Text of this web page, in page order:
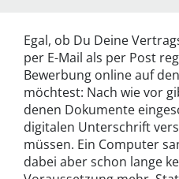
Egal, ob Du Deine
per E-Mail als per Post
Bewerbung online auf
möchtest: Nach wie vor
denen Dokumente
digitalen Unterschrift
müssen. Ein Computer
dabei aber schon lange